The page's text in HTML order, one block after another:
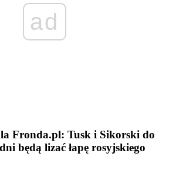
ad
Fronda.pl: Tusk i Sikorski do
będą lizać łapę rosyjskiego